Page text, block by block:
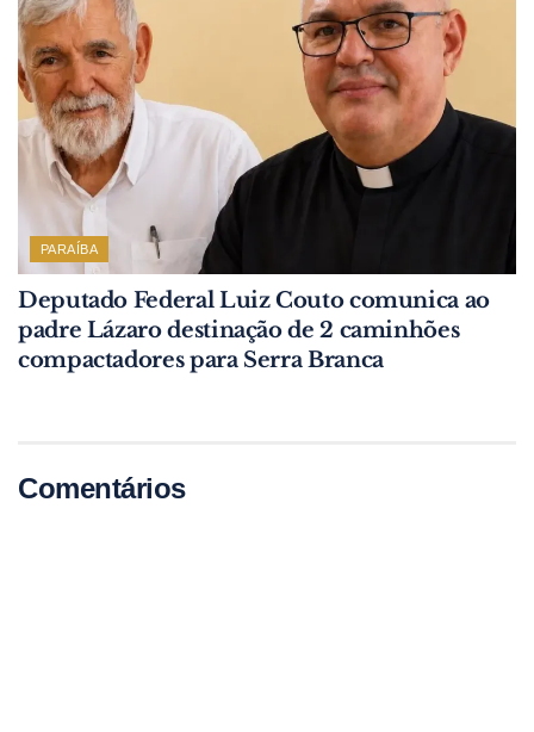
PARAÍBA
Deputado Federal Luiz Couto comunica ao
padre Lázaro destinação de 2 caminhões
compactadores para Serra Branca
Comentários